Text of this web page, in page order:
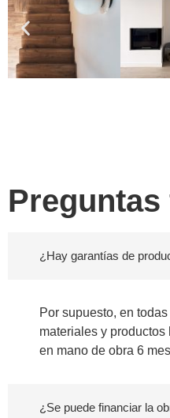
¿Hay garantías de
Por supuesto, en
materiales y
en mano de obra 6
¿Se puede financiar la